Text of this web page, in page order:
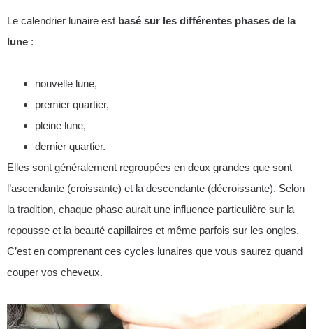
Le calendrier lunaire est basé sur les différentes phases de la
lune :
nouvelle lune,
premier quartier,
pleine lune,
dernier quartier.
Elles sont généralement regroupées en deux grandes que sont
l’ascendante (croissante) et la descendante (décroissante). Selon
la tradition, chaque phase aurait une influence particulière sur la
repousse et la beauté capillaires et même parfois sur les ongles.
C’est en comprenant ces cycles lunaires que vous saurez quand
couper vos cheveux.